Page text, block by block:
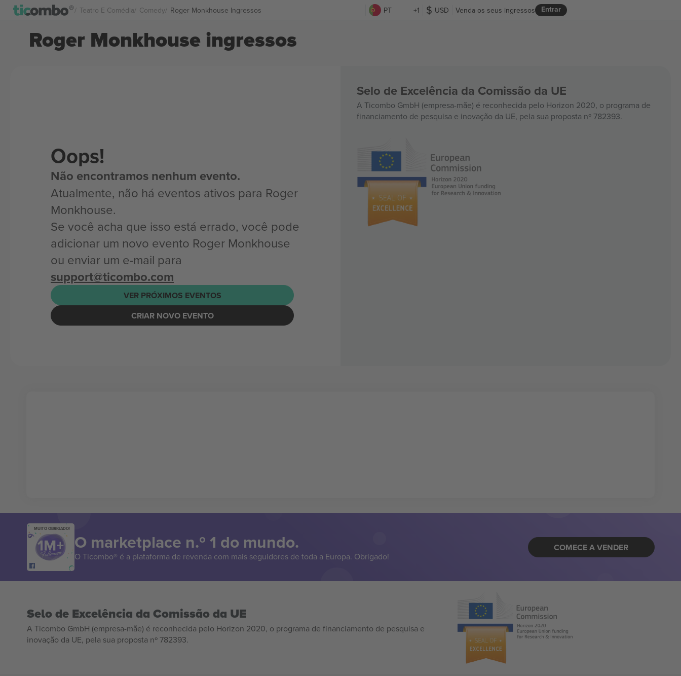
Teatro E Comédia Comedy Roger Monkhouse Ingressos PT +1 USD Entrar
Venda os seus ingressos
Roger Monkhouse ingressos
Oops!
Não encontramos nenhum evento.
Atualmente, não há eventos ativos para Roger
Monkhouse.
Se você acha que isso está errado, você pode
adicionar um novo evento Roger Monkhouse
ou enviar um e-mail para
support@ticombo.com
VER PRÓXIMOS EVENTOS
CRIAR NOVO EVENTO
Selo de Excelência da Comissão da UE
A Ticombo GmbH (empresa-mãe) é reconhecida pelo Horizon 2020, o programa de
financiamento de pesquisa e inovação da UE, pela sua proposta nº 782393.
MUITO OBRIGADO!
O marketplace n.º 1 do mundo.
O Ticombo® é a plataforma de revenda com mais seguidores de toda a Europa. Obrigado!
COMECE A VENDER
Selo de Excelência da Comissão da UE
A Ticombo GmbH (empresa-mãe) é reconhecida pelo Horizon 2020, o programa de financiamento de pesquisa e
inovação da UE, pela sua proposta nº 782393.